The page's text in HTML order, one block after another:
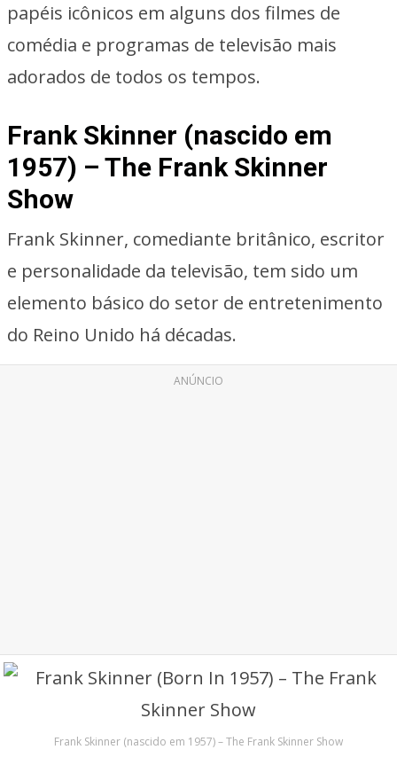
papéis icônicos em alguns dos filmes de
comédia e programas de televisão mais
adorados de todos os tempos.
Frank Skinner (nascido em
1957) – The Frank Skinner
Show
Frank Skinner, comediante britânico, escritor
e personalidade da televisão, tem sido um
elemento básico do setor de entretenimento
do Reino Unido há décadas.
ANÚNCIO
Frank Skinner (nascido em 1957) – The Frank Skinner Show